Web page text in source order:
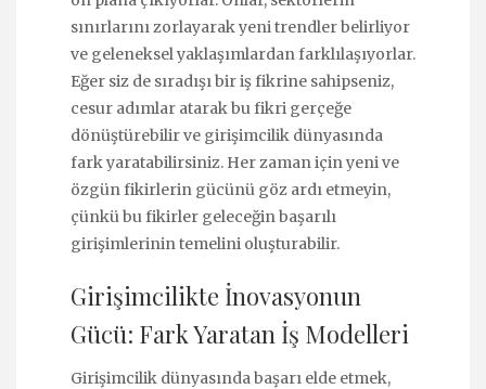
sınırlarını zorlayarak yeni trendler belirliyor
ve geleneksel yaklaşımlardan farklılaşıyorlar.
Eğer siz de sıradışı bir iş fikrine sahipseniz,
cesur adımlar atarak bu fikri gerçeğe
dönüştürebilir ve girişimcilik dünyasında
fark yaratabilirsiniz. Her zaman için yeni ve
özgün fikirlerin gücünü göz ardı etmeyin,
çünkü bu fikirler geleceğin başarılı
girişimlerinin temelini oluşturabilir.
Girişimcilikte İnovasyonun
Gücü: Fark Yaratan İş Modelleri
Girişimcilik dünyasında başarı elde etmek,